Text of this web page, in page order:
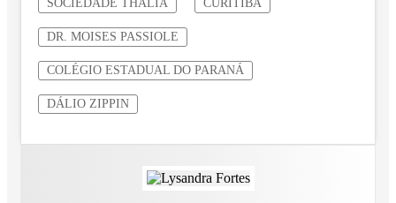
DR. MOISES PASSIOLE
COLÉGIO ESTADUAL DO PARANÁ
DÁLIO ZIPPIN